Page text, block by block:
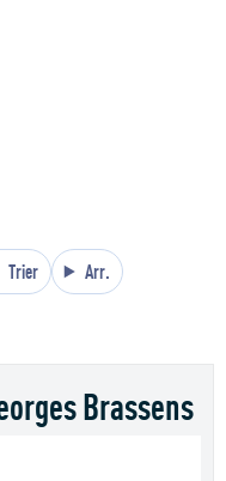
Trier Arr.
Brassens